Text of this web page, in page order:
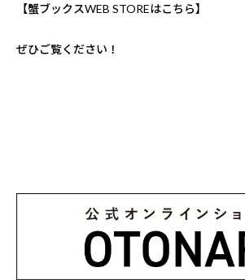
【蟹ブックスWEB STOREはこちら】
ぜひご覧ください！